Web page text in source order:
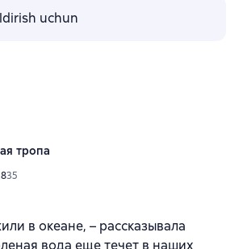
uchun
тропа
рейтинг 4,8 на основе 35 оценок
35
в океане, – рассказывала
вода еще течет в наших